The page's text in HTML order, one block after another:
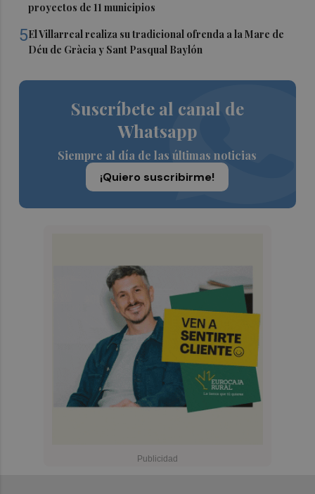
proyectos de 11 municipios
5El Villarreal realiza su tradicional ofrenda a la Mare de
Déu de Gràcia y Sant Pasqual Baylón
Suscríbete al canal de
Whatsapp
Siempre al día de las últimas noticias
¡Quiero suscribirme!